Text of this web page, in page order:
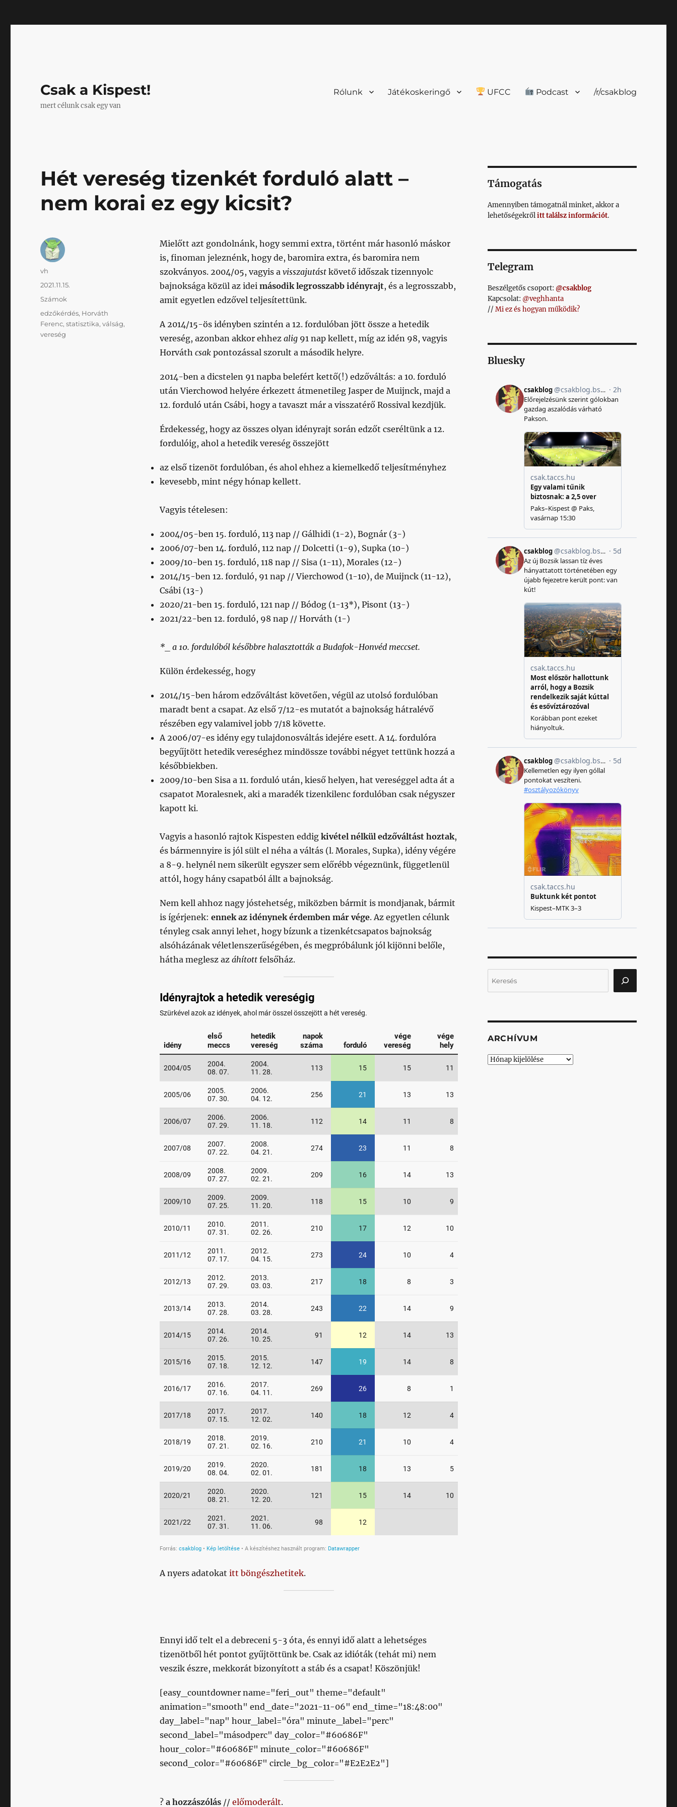
Csak a Kispest!
mert célunk csak egy van
Rólunk Játékoskeringő UFCC Podcast /r/csakblog
Hét vereség tizenkét forduló alatt –
nem korai ez egy kicsit?
Mielőtt azt gondolnánk, hogy semmi extra, történt már hasonló máskor
is, finoman jeleznénk, hogy de, baromira extra, és baromira nem
szokványos. 2004/05, vagyis a visszajutástkövető időszak tizennyolc
bajnoksága közül az idei második legrosszabb idényrajt, és a legrosszabb,
amit egyetlen edzővel teljesítettünk.
A 2014/15-ös idényben szintén a 12. fordulóban jött össze a hetedik
vereség, azonban akkor ehhez alig 91 nap kellett, míg az idén 98, vagyis
Horváth csakpontozással szorult a második helyre.
2014-ben a dicstelen 91 napba belefért kettő(!) edzőváltás: a 10. forduló
után Vierchowod helyére érkezett átmenetileg Jasper de Muijnck, majd a
12. forduló után Csábi, hogy a tavaszt már a visszatérő Rossival kezdjük.
Érdekesség, hogy az összes olyan idényrajt során edzőt cseréltünk a 12.
fordulóig, ahol a hetedik vereség összejött
az első tizenöt fordulóban, és ahol ehhez a kiemelkedő teljesítményhez
kevesebb, mint négy hónap kellett.
Vagyis tételesen:
2004/05-ben 15. forduló, 113 nap // Gálhidi (1-2), Bognár (3-)
2006/07-ben 14. forduló, 112 nap // Dolcetti (1-9), Supka (10-)
2009/10-ben 15. forduló, 118 nap // Sisa (1-11), Morales (12-)
2014/15-ben 12. forduló, 91 nap // Vierchowod (1-10), de Muijnck (11-12),
Csábi (13-)
2020/21-ben 15. forduló, 121 nap // Bódog (1-13*), Pisont (13-)
2021/22-ben 12. forduló, 98 nap // Horváth (1-)
*_ a 10. fordulóból későbbre halasztották a Budafok-Honvéd meccset.
Külön érdekesség, hogy
2014/15-ben három edzőváltást követően, végül az utolsó fordulóban
maradt bent a csapat. Az első 7/12-es mutatót a bajnokság hátralévő
részében egy valamivel jobb 7/18 követte.
A 2006/07-es idény egy tulajdonosváltás idejére esett. A 14. fordulóra
begyűjtött hetedik vereséghez mindössze további négyet tettünk hozzá a
későbbiekben.
2009/10-ben Sisa a 11. forduló után, kieső helyen, hat vereséggel adta át a
csapatot Moralesnek, aki a maradék tizenkilenc fordulóban csak négyszer
kapott ki.
Vagyis a hasonló rajtok Kispesten eddig kivétel nélkül edzőváltást hoztak,
és bármennyire is jól sült el néha a váltás (l. Morales, Supka), idény végére
a 8-9. helynél nem sikerült egyszer sem előrébb végeznünk, függetlenül
attól, hogy hány csapatból állt a bajnokság.
Nem kell ahhoz nagy jóstehetség, miközben bármit is mondjanak, bármit
is ígérjenek: ennek az idénynek érdemben már vége. Az egyetlen célunk
tényleg csak annyi lehet, hogy bízunk a tizenkétcsapatos bajnokság
alsóházának véletlenszerűségében, és megpróbálunk jól kijönni belőle,
hátha meglesz az áhítottfelsőház.
A nyers adatokat itt böngészhetitek.
Ennyi idő telt el a debreceni 5-3 óta, és ennyi idő alatt a lehetséges
tizenötből hét pontot gyűjtöttünk be. Csak az idióták (tehát mi) nem
veszik észre, mekkorát bizonyított a stáb és a csapat! Köszönjük!
[easy_countdowner name="feri_out" theme="default"
animation="smooth" end_date="2021-11-06" end_time="18:48:00"
day_label="nap" hour_label="óra" minute_label="perc"
second_label="másodperc" day_color="#60686F"
hour_color="#60686F" minute_color="#60686F"
second_color="#60686F" circle_bg_color="#E2E2E2"]
? a hozzászólás// előmoderált.
Szerző
vh
Közzétéve
2021.11.15.
Kategória
Számok
Címke
edzőkérdés, Horváth
Ferenc,statisztika,válság,
vereség
Támogatás
Amennyiben támogatnál minket, akkor a
lehetőségekrőlitt találsz információt.
Telegram
Beszélgetős csoport: @csakblog
Kapcsolat: @veghhanta
// Mi ez és hogyan működik?
Bluesky
ARCHÍVUM
Archívum